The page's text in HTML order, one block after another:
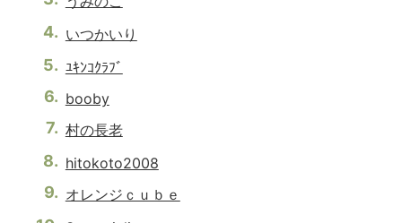
いつかいり
ﾕｷﾝｺｸﾗﾌﾞ
booby
村の長老
hitokoto2008
オレンジｃｕｂｅ